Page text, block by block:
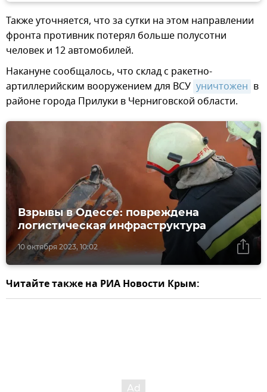
Также уточняется, что за сутки на этом направлении
фронта противник потерял больше полусотни
человек и 12 автомобилей.
Накануне сообщалось, что склад с ракетно-
артиллерийским вооружением для ВСУ уничтожен в
районе города Прилуки в Черниговской области.
10 октября 2023, 10:02
Взрывы в Одессе: повреждена
логистическая инфраструктура
Читайте также на РИА Новости Крым: